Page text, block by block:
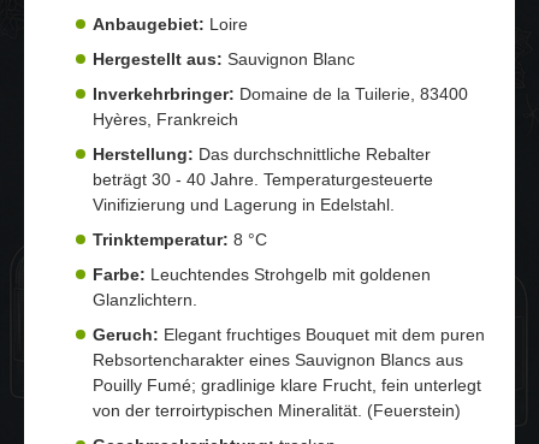
Anbaugebiet: Loire
Hergestellt aus: Sauvignon Blanc
Inverkehrbringer: Domaine de la Tuilerie, 83400
Hyères, Frankreich
Herstellung: Das durchschnittliche Rebalter
beträgt 30 - 40 Jahre. Temperaturgesteuerte
Vinifizierung und Lagerung in Edelstahl.
Trinktemperatur: 8 °C
Farbe: Leuchtendes Strohgelb mit goldenen
Glanzlichtern.
Geruch: Elegant fruchtiges Bouquet mit dem puren
Rebsortencharakter eines Sauvignon Blancs aus
Pouilly Fumé; gradlinige klare Frucht, fein unterlegt
von der terroirtypischen Mineralität. (Feuerstein)